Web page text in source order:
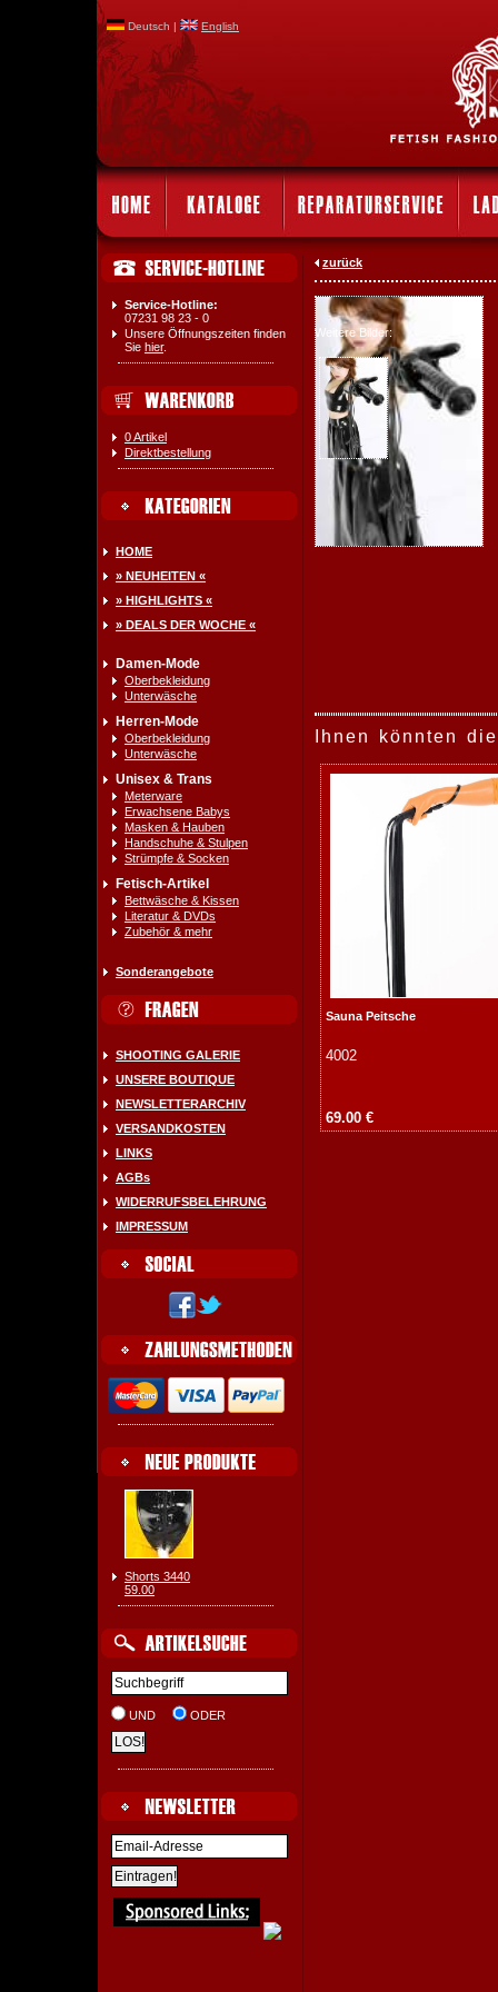
Deutsch | English
Service-Hotline:
07231 98 23 - 0
Unsere Öffnungszeiten finden
Sie hier.
0 Artikel
Direktbestellung
HOME
» NEUHEITEN «
» HIGHLIGHTS «
» DEALS DER WOCHE «
Damen-Mode
Oberbekleidung
Unterwäsche
Herren-Mode
Oberbekleidung
Unterwäsche
Unisex & Trans
Meterware
Erwachsene Babys
Masken & Hauben
Handschuhe & Stulpen
Strümpfe & Socken
Fetisch-Artikel
Bettwäsche & Kissen
Literatur & DVDs
Zubehör & mehr
Sonderangebote
SHOOTING GALERIE
UNSERE BOUTIQUE
NEWSLETTERARCHIV
VERSANDKOSTEN
LINKS
AGBs
WIDERRUFSBELEHRUNG
IMPRESSUM
Shorts 3440
59.00
UND ODER
zurück
Weitere Bilder:
Ihnen könnten
Sauna Peitsche
4002
69.00 €